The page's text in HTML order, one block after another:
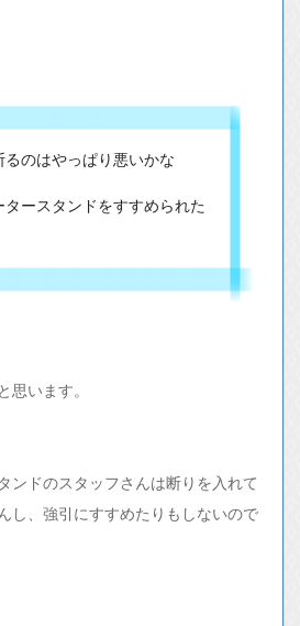
るのはやっぱり悪いかな
タースタンドをすすめられた
思います。
ンドのスタッフさんは断りを入れて
し、強引にすすめたりもしないので